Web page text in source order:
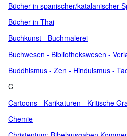
Bücher in spanischer/katalanischer
Bücher in Thai
Buchkunst - Buchmalerei
Buchwesen - Bibliothekswesen -
Buddhismus - Zen - Hinduismus -
C
Cartoons - Karikaturen - Kritische
Chemie